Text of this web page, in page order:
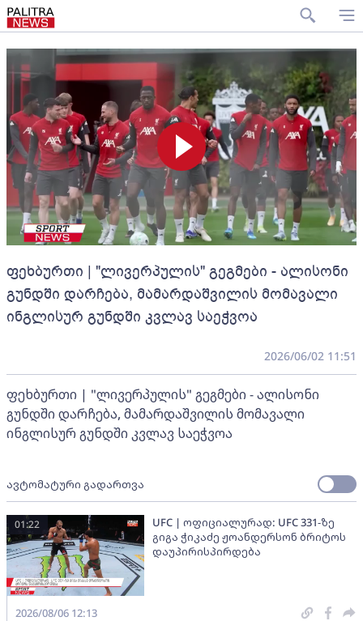
ფეხბურთი | "ლივერპულის" გეგმები - ალისონი
გუნდში დარჩება, მამარდაშვილის მომავალი
ინგლისურ გუნდში კვლავ საეჭვოა
2026/06/02 11:51
ფეხბურთი | "ლივერპულის" გეგმები - ალისონი
გუნდში დარჩება, მამარდაშვილის მომავალი
ინგლისურ გუნდში კვლავ საეჭვოა
ავტომატური გადართვა
UFC | ოფიციალურად: UFC 331-ზე
გიგა ჭიკაძე ჟოანდერსონ ბრიტოს
დაუპირისპირდება
01:22
2026/08/06 12:13